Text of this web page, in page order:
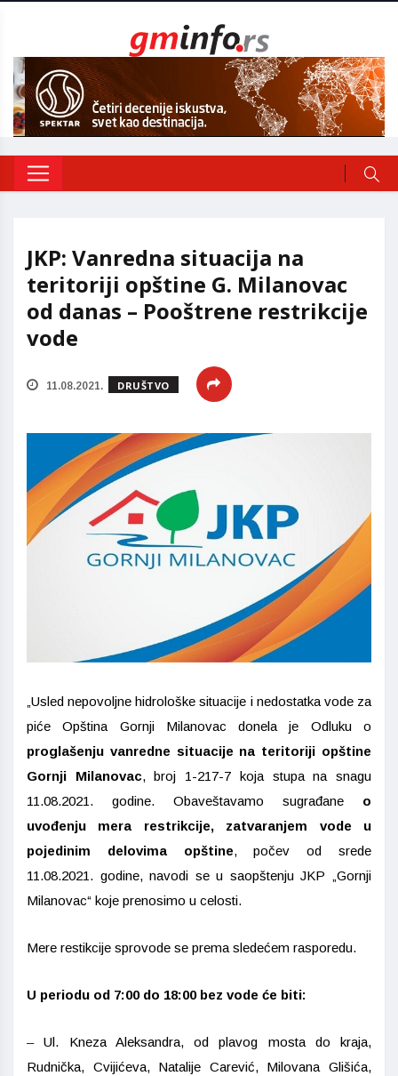
JKP: Vanredna situacija na
teritoriji opštine G. Milanovac
od danas – Pooštrene restrikcije
vode
11.08.2021. DRUŠTVO
„Usled nepovoljne hidrološke situacije i nedostatka vode za
piće Opština Gornji Milanovac donela je Odluku o
proglašenju vanredne situacije na teritoriji opštine
Gornji Milanovac, broj 1-217-7 koja stupa na snagu
11.08.2021. godine. Obaveštavamo sugrađane o
uvođenju mera restrikcije, zatvaranjem vode
u
pojedinim delovima opštine, počev od srede
11.08.2021. godine, navodi se u saopštenju JKP „Gornji
Milanovac“ koje prenosimo u celosti.
Mere restikcije sprovode se prema sledećem rasporedu.
U periodu od 7:00 do 18:00 bez vode će biti:
–Ul. Kneza Aleksandra, od plavog mosta do kraja,
Rudnička, Cvijićeva, Natalije Carević, Milovana Glišića,